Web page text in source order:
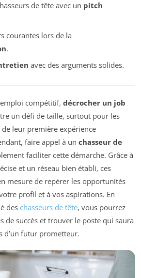
de tête avec un pitch
courantes lors de la
.
avec des arguments solides.
compétitif, décrocher un job
un défi de taille, surtout pour les
de leur première expérience
faire appel à un chasseur de
faciliter cette démarche. Grâce à
et un réseau bien établi, ces
mesure de repérer les opportunités
profil et à vos aspirations. En
des chasseurs de tête, vous pourrez
de succès et trouver le poste qui saura
d’un futur prometteur.